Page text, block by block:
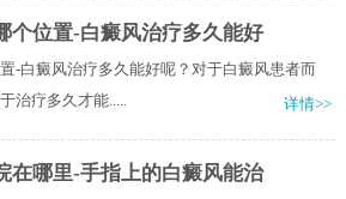
个位置-白癜风治疗多久能好
-白癜风治疗多久能好呢？对于白癜风患者而
治疗多久才能.....
详情>>
在哪里-手指上的白癜风能治